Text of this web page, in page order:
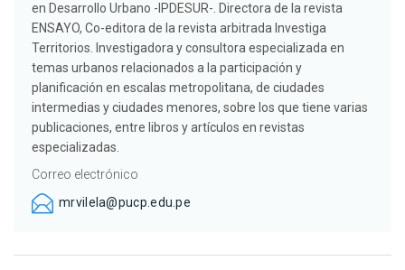
en Desarrollo Urbano -IPDESUR-. Directora de la revista
ENSAYO, Co-editora de la revista arbitrada Investiga
Territorios. Investigadora y consultora especializada en
temas urbanos relacionados a la participación y
planificación en escalas metropolitana, de ciudades
intermedias y ciudades menores, sobre los que tiene varias
publicaciones, entre libros y artículos en revistas
especializadas.
Correo electrónico
mrvilela@pucp.edu.pe